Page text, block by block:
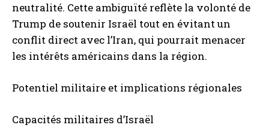
neutralité. Cette ambiguïté reflète la volonté de
Trump de soutenir Israël tout en évitant un
conflit direct avec l’Iran, qui pourrait menacer
les intérêts américains dans la région.
Potentiel militaire et implications régionales
Capacités militaires d’Israël